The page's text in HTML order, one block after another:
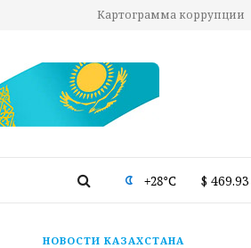
Картограмма коррупции
+28°C $ 469.93
НОВОСТИ КАЗАХСТАНА